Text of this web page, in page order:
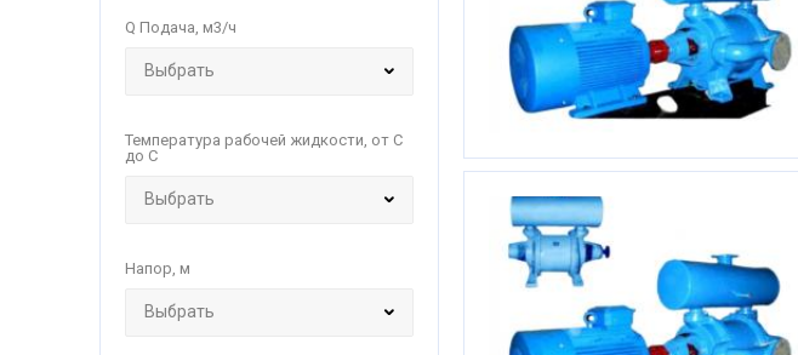
Q Подача, м3/ч
Температура рабочей жидкости, от С
до С
Напор, м